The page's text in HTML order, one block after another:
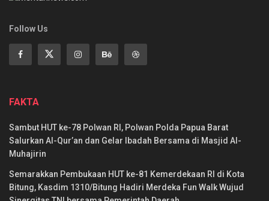
Follow Us
FAKTA
Sambut HUT ke-78 Polwan RI, Polwan Polda Papua Barat
Salurkan Al-Qur’an dan Gelar Ibadah Bersama di Masjid Al-
Muhajirin
Semarakkan Pembukaan HUT ke-81 Kemerdekaan RI di Kota
Bitung, Kasdim 1310/Bitung Hadiri Merdeka Fun Walk Wujud